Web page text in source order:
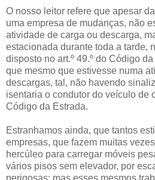
O nosso leitor refere que apesar
uma empresa de mudanças, não
atividade de carga ou descarga,
estacionada durante toda a tarde,
disposto no art.º 49.º do Código
que mesmo que estivesse numa
descargas, tal, não havendo
isentaria o condutor do veículo de
Código da Estrada.
Estranhamos ainda, que tantos
empresas, que fazem muitas
hercúleo para carregar móveis
vários pisos sem elevador, por
perigosas; mas esses mesmos